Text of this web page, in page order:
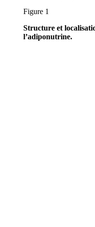
Figure 1
Structure et
l’adiponutrine.